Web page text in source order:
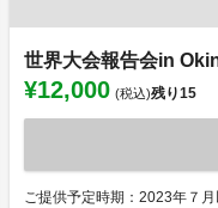
世界大会報告会in
¥12,000 (税込)残り15
ご提供予定時期：2023年７